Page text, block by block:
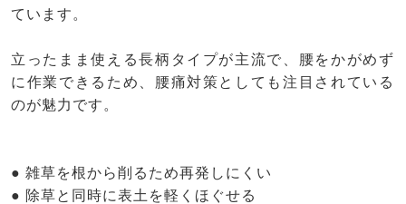
ています。
立ったまま使える長柄タイプが主流で、腰をかがめず
に作業できるため、腰痛対策としても注目されている
のが魅力です。
● 雑草を根から削るため再発しにくい
● 除草と同時に表土を軽くほぐせる